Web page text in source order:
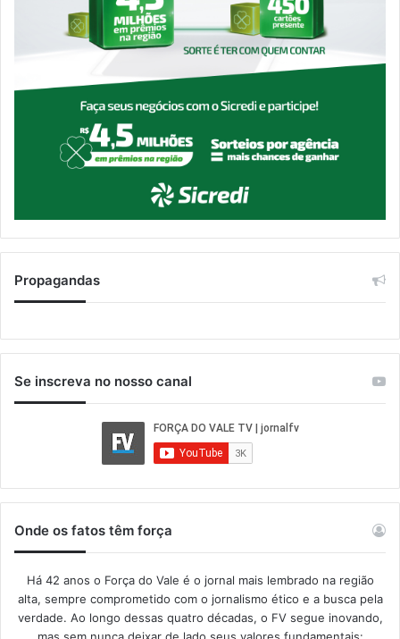
Propagandas
Se inscreva no nosso canal
Onde os fatos têm força
Há 42 anos o Força do Vale é o jornal mais lembrado na região
alta, sempre comprometido com o jornalismo ético e a busca pela
verdade. Ao longo dessas quatro décadas, o FV segue inovando,